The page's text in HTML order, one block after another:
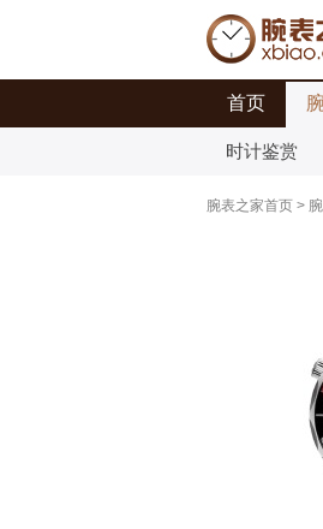
首页
时计鉴赏
腕表之家首页 >